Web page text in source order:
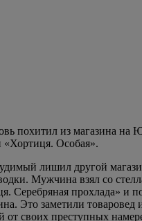
похитил из магазина на
«Хортиця. Особая».
лишил другой
Мужчина взял со
Серебряная прохлада» и
Это заметили товаровед
своих преступных